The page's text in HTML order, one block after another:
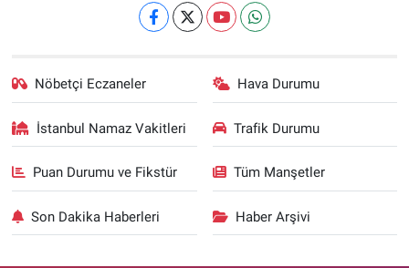
Nöbetçi Eczaneler Hava Durumu
İstanbul Namaz Vakitleri Trafik Durumu
Puan Durumu ve Fikstür Tüm Manşetler
Son Dakika Haberleri Haber Arşivi